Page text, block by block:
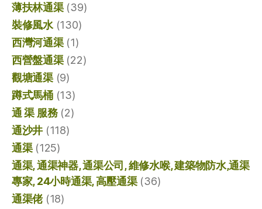
薄扶林通渠(39)
裝修風水(130)
西灣河通渠(1)
西營盤通渠(22)
觀塘通渠(9)
蹲式馬桶(13)
通 渠 服務(2)
通沙井 (118)
通渠(125)
通渠, 通渠神器, 通渠公司, 維修水喉, 建築物防水,通渠
專家, 24小時通渠, 高壓通渠(36)
通渠佬(18)